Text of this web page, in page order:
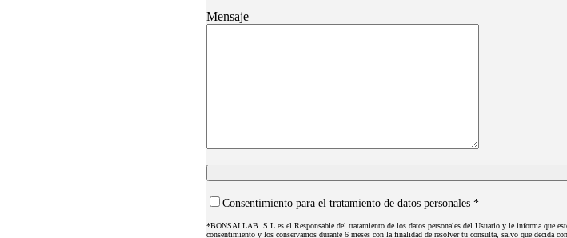
Mensaje
Consentimiento para el tratamiento de datos personales *
*BONSAI LAB. S.L es el Responsable del tratamiento de los datos personales del Usuario y le informa que
consentimiento y los conservamos durante 6 meses con la finalidad de resolver tu consulta, salvo que decida